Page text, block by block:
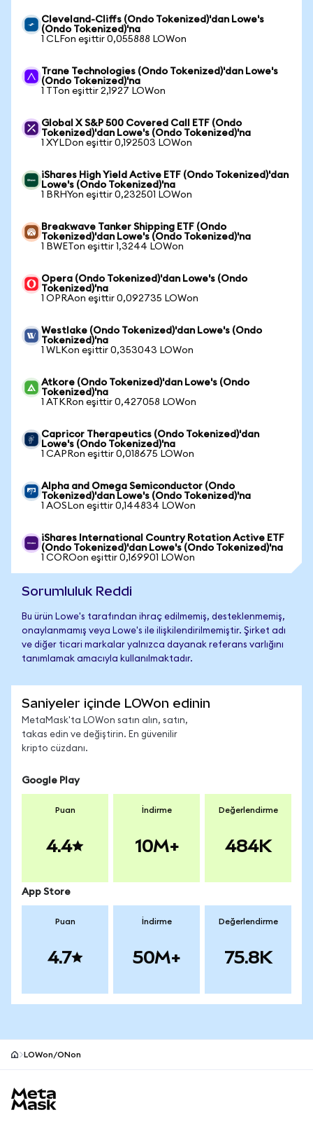
Cleveland-Cliffs (Ondo Tokenized)'dan Lowe's
(Ondo Tokenized)'na
1 CLFon eşittir 0,055888 LOWon
Trane Technologies (Ondo Tokenized)'dan Lowe's
(Ondo Tokenized)'na
1 TTon eşittir 2,1927 LOWon
Global X S&P 500 Covered Call ETF (Ondo
Tokenized)'dan Lowe's (Ondo Tokenized)'na
1 XYLDon eşittir 0,192503 LOWon
iShares High Yield Active ETF (Ondo Tokenized)'dan
Lowe's (Ondo Tokenized)'na
1 BRHYon eşittir 0,232501 LOWon
Breakwave Tanker Shipping ETF (Ondo
Tokenized)'dan Lowe's (Ondo Tokenized)'na
1 BWETon eşittir 1,3244 LOWon
Opera (Ondo Tokenized)'dan Lowe's (Ondo
Tokenized)'na
1 OPRAon eşittir 0,092735 LOWon
Westlake (Ondo Tokenized)'dan Lowe's (Ondo
Tokenized)'na
1 WLKon eşittir 0,353043 LOWon
Atkore (Ondo Tokenized)'dan Lowe's (Ondo
Tokenized)'na
1 ATKRon eşittir 0,427058 LOWon
Capricor Therapeutics (Ondo Tokenized)'dan
Lowe's (Ondo Tokenized)'na
1 CAPRon eşittir 0,018675 LOWon
Alpha and Omega Semiconductor (Ondo
Tokenized)'dan Lowe's (Ondo Tokenized)'na
1 AOSLon eşittir 0,144834 LOWon
iShares International Country Rotation Active ETF
(Ondo Tokenized)'dan Lowe's (Ondo Tokenized)'na
1 COROon eşittir 0,169901 LOWon
Sorumluluk Reddi
Bu ürün Lowe's tarafından ihraç edilmemiş, desteklenmemiş,
onaylanmamış veya Lowe's ile ilişkilendirilmemiştir. Şirket adı
ve diğer ticari markalar yalnızca dayanak referans varlığını
tanımlamak amacıyla kullanılmaktadır.
Saniyeler içinde LOWon edinin
MetaMask'ta LOWon satın alın, satın,
takas edin ve değiştirin. En güvenilir
kripto cüzdanı.
Google Play
Puan
4.4
İndirme
10M+
Değerlendirme
484K
App Store
Puan
4.7
İndirme
50M+
Değerlendirme
75.8K
LOWon/ONon